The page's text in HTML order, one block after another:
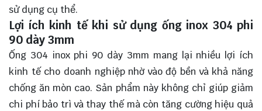
sử dụng cụ thể.
Lợi ích kinh tế khi sử dụng ống inox 304 phi
90 dày 3mm
Ống 304 inox phi 90 dày 3mm mang lại nhiều lợi ích
kinh tế cho doanh nghiệp nhờ vào độ bền và khả năng
chống ăn mòn cao. Sản phẩm này không chỉ giúp giảm
chi phí bảo trì và thay thế mà còn tăng cường hiệu quả